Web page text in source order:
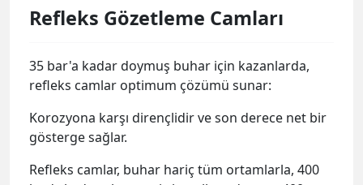
Refleks Gözetleme Camları
35 bar'a kadar doymuş buhar için kazanlarda,
refleks camlar optimum çözümü sunar:
Korozyona karşı dirençlidir ve son derece net bir
gösterge sağlar.
Refleks camlar, buhar hariç tüm ortamlarla, 400